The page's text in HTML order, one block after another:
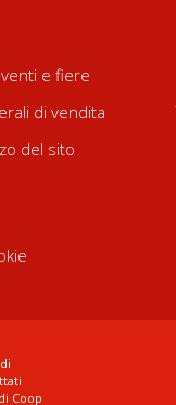
e fiere
di vendita
del sito
Coop